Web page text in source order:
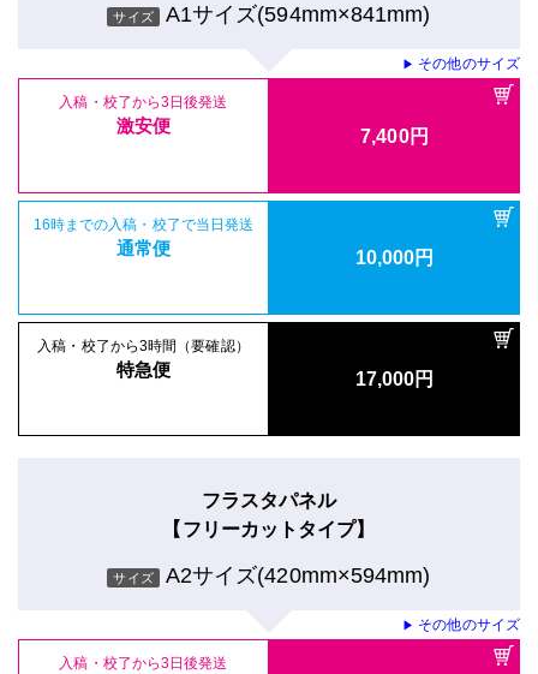
サイズ A1サイズ(594mm×841mm)
▶ その他のサイズ
入稿・校了から3日後発送
激安便 7,400円
16時までの入稿・校了で当日発送
通常便 10,000円
入稿・校了から3時間（要確認）
特急便 17,000円
フラスタパネル
【フリーカットタイプ】
サイズ A2サイズ(420mm×594mm)
▶ その他のサイズ
入稿・校了から3日後発送